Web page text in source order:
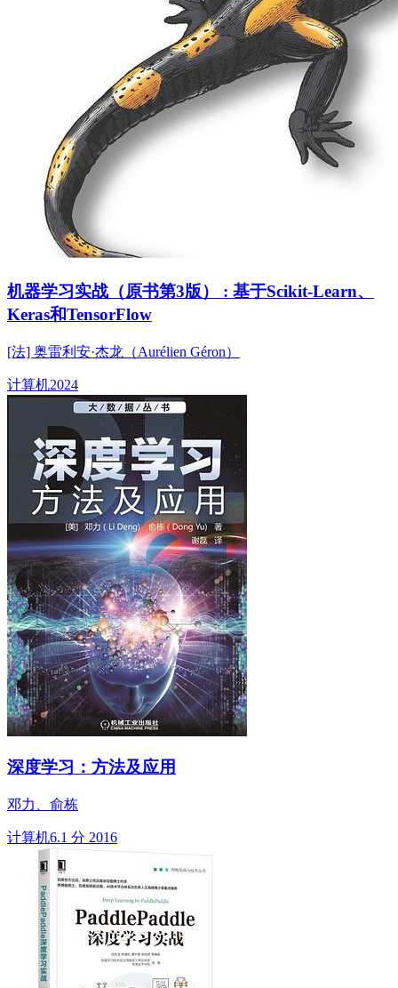
机器学习实战（原书第3版） : 基于Scikit-Learn、
Keras和TensorFlow
[法] 奥雷利安·杰龙（Aurélien Géron）
计算机2024
深度学习：方法及应用
邓力、俞栋
计算机6.1 分 2016